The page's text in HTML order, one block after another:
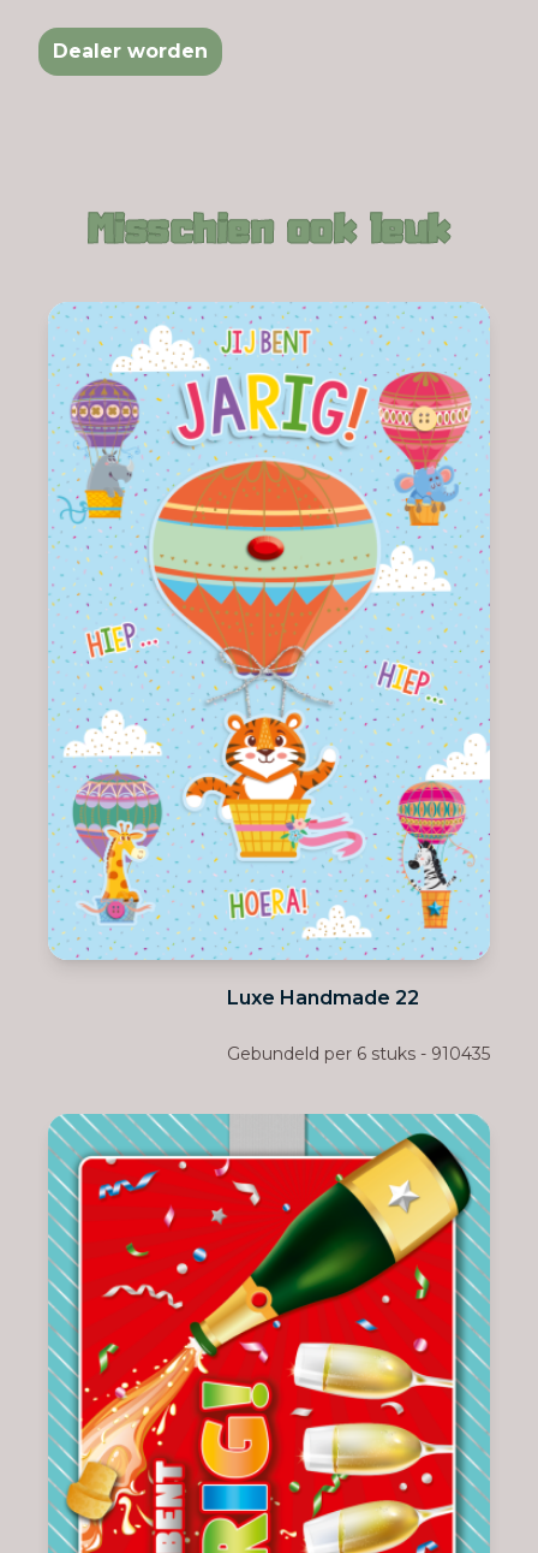
Dealer worden
Misschien ook leuk
Luxe Handmade 22
Gebundeld per 6 stuks - 910435